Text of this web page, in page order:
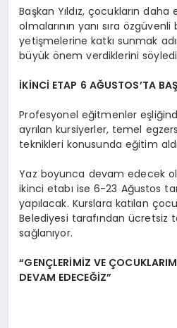
Başkan Yıldız, çocukların daha
olmalarının yanı sıra
yetişmelerine katkı sunmak
büyük önem verdiklerini
İKİNCİ ETAP 6 AĞUSTOS’TA
Profesyonel eğitmenler
ayrılan kursiyerler, temel
teknikleri konusunda eğitim
Yaz boyunca devam edecek
ikinci etabı ise 6-23 Ağustos
yapılacak. Kurslara katılan
Belediyesi tarafından ücretsiz
sağlanıyor.
“GENÇLERİMİZ VE
DEVAM EDECEĞİZ”